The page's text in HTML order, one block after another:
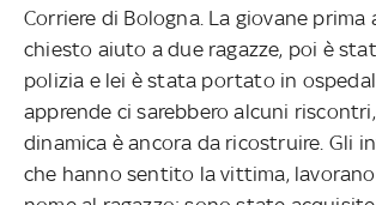
Corriere di Bologna. La giovane prima
chiesto aiuto a due ragazze, poi è
polizia e lei è stata portato in
apprende ci sarebbero alcuni
dinamica è ancora da ricostruire. Gli
che hanno sentito la vittima,